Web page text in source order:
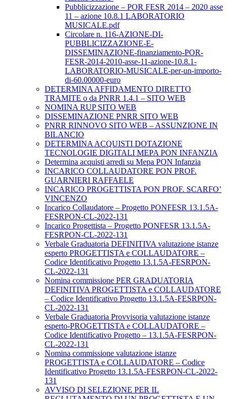
Pubblicizzazione – POR FESR 2014 – 2020 asse
11 – azione 10.8.1 LABORATORIO
MUSICALE.pdf
Circolare n. 116-AZIONE-DI-
PUBBLICIZZAZIONE-E-
DISSEMINAZIONE-finanziamento-POR-
FESR-2014-2010-asse-11-azione-10.8.1-
LABORATORIO-MUSICALE-per-un-importo-
di-60.00000-euro
DETERMINA AFFIDAMENTO DIRETTO
TRAMITE o da PNRR 1.4.1 – SITO WEB
NOMINA RUP SITO WEB
DISSEMINAZIONE PNRR SITO WEB
PNRR RINNOVO SITO WEB – ASSUNZIONE IN
BILANCIO
DETERMINA ACQUISTI DOTAZIONE
TECNOLOGIE DIGITALI MEPA PON INFANZIA
Determina acquisti arredi su Mepa PON Infanzia
INCARICO COLLAUDATORE PON PROF.
GUARNIERI RAFFAELE
INCARICO PROGETTISTA PON PROF. SCARFO’
VINCENZO
Incarico Collaudatore – Progetto PONFESR 13.1.5A-
FESRPON-CL-2022-131
Incarico Progettista – Progetto PONFESR 13.1.5A-
FESRPON-CL-2022-131
Verbale Graduatoria DEFINITIVA valutazione istanze
esperto PROGETTISTA e COLLAUDATORE –
Codice Identificativo Progetto 13.1.5A-FESRPON-
CL-2022-131
Nomina commissione PER GRADUATORIA
DEFINITIVA PROGETTISTA e COLLAUDATORE
– Codice Identificativo Progetto 13.1.5A-FESRPON-
CL-2022-131
Verbale Graduatoria Provvisoria valutazione istanze
esperto-PROGETTISTA e COLLAUDATORE –
Codice Identificativo Progetto – 13.1.5A-FESRPON-
CL-2022-131
Nomina commissione valutazione istanze
PROGETTISTA e COLLAUDATORE – Codice
Identificativo Progetto 13.1.5A-FESRPON-CL-2022-
131
AVVISO DI SELEZIONE PER IL